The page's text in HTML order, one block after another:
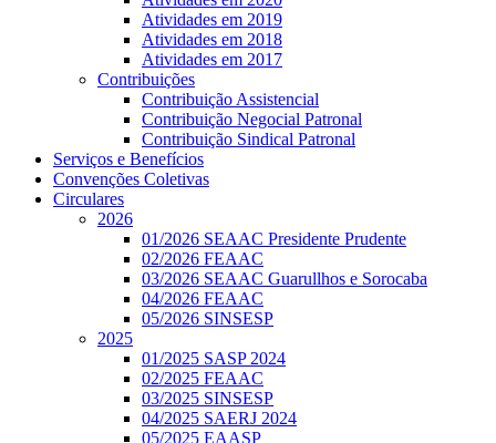
Atividades em 2019
Atividades em 2018
Atividades em 2017
Contribuições
Contribuição Assistencial
Contribuição Negocial Patronal
Contribuição Sindical Patronal
Serviços e Benefícios
Convenções Coletivas
Circulares
2026
01/2026 SEAAC Presidente Prudente
02/2026 FEAAC
03/2026 SEAAC Guarullhos e Sorocaba
04/2026 FEAAC
05/2026 SINSESP
2025
01/2025 SASP 2024
02/2025 FEAAC
03/2025 SINSESP
04/2025 SAERJ 2024
05/2025 EAASP